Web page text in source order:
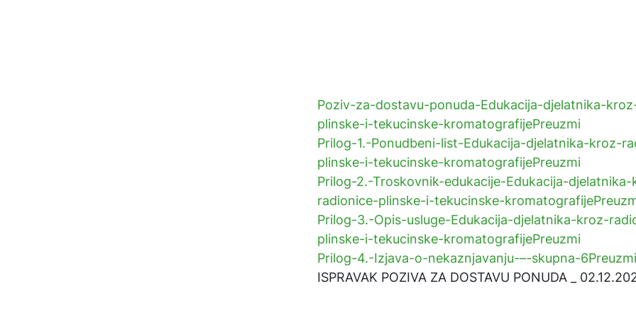
Poziv-za-dostavu-ponuda-Edukacija-djelatnika-
plinske-i-tekucinske-kromatografijePreuzmi
Prilog-1.-Ponudbeni-list-Edukacija-djelatnika-kroz-
plinske-i-tekucinske-kromatografijePreuzmi
Prilog-2.-Troskovnik-edukacije-Edukacija-
radionice-plinske-i-tekucinske-kromatografije
Prilog-3.-Opis-usluge-Edukacija-djelatnika-kroz-
plinske-i-tekucinske-kromatografijePreuzmi
Prilog-4.-Izjava-o-nekaznjavanju-–-skupna-6Preuzmi
ISPRAVAK POZIVA ZA DOSTAVU PONUDA _